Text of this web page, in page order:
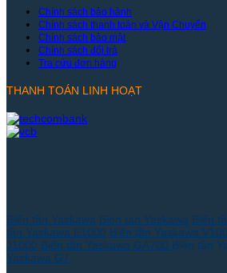
Chính sách bảo hành
Chính sách thanh toán và Vận Chuyển
Chính sách bảo mật
Chính sách đổi trả
Tra cứu đơn hàng
THANH TOÁN LINH HOẠT
Biến tần Yaskawa Bien tan Yaskawa Biến
tần Yaskawa E1000 Biến tần Yaskawa
J1000 Biến tần Yaskawa GA700 Biến tần
Yaskawa G7